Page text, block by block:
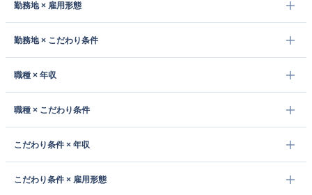
勤務地 × 雇用形態
勤務地 × こだわり条件
職種 × 年収
職種 × こだわり条件
こだわり条件 × 年収
こだわり条件 × 雇用形態